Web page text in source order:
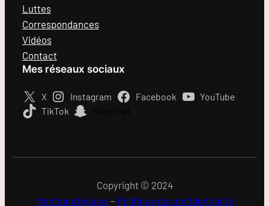
Luttes
Correspondances
Vidéos
Contact
Mes réseaux sociaux
X Instagram Facebook
YouTube
TikTok
Copyright © 2024
Mentions légales– Politique de confidentialité